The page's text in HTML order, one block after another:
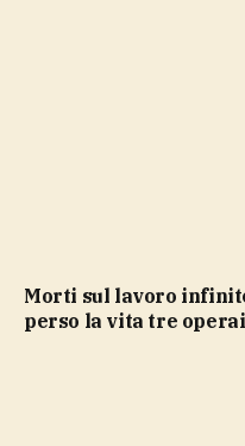
Morti sul lavoro infinite, tra ieri e oggi hanno
perso la vita tre operai